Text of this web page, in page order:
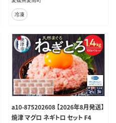
お カツオ 鰹 かつおたたき 鰹タタキ
カツオたたき かつおタタキ サイズ 不
新鮮 鮮魚 天然 鰹 四国一 水揚げ タ
タキ 肉 厚 冷凍 大容量 人気 ハマス
イ 愛南町 愛媛県 愛南町 愛媛県
冷凍
a10-875202608 【2026年8月発送】
焼津 マグロ ネギトロ セット F4